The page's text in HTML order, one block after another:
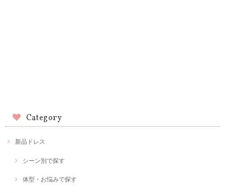
Category
新品ドレス
シーン別で探す
体型・お悩みで探す